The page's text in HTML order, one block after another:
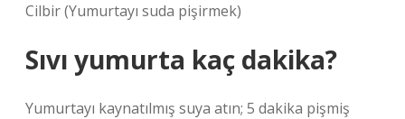
Cilbir (Yumurtayı suda pişirmek)
Sıvı yumurta kaç dakika?
Yumurtayı kaynatılmış suya atın; 5 dakika pişmiş